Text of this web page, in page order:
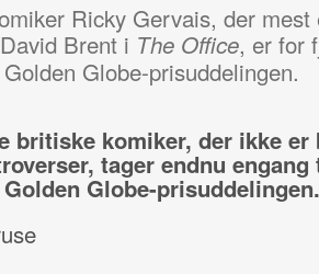
Ricky Gervais, der
Brent i The Office, er for
Globe-prisuddelingen.
britiske komiker, der ikke er
tager endnu engang
Globe-prisuddelingen.